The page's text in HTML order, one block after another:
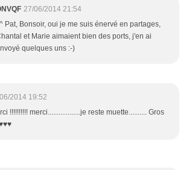
27/06/2014 21:54
Pat, Bonsoir, oui je me suis énervé en partages,
et Marie aimaient bien des ports, j'en ai
quelques uns :-)
2014 19:52
!!!!!!!!!! merci..................je reste muette.......... Gros